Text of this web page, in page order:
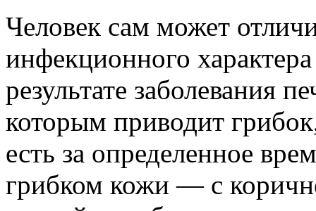
Человек сам может
инфекционного
результате заболевания
которым приводит
есть за определенное
грибком кожи — с